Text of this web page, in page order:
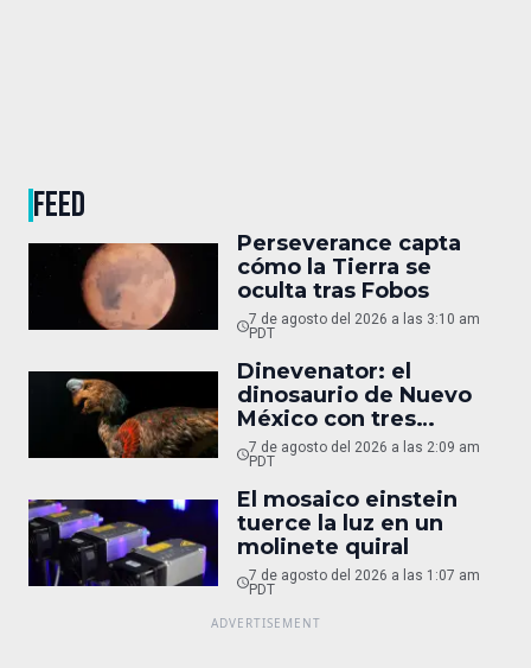
FEED
Perseverance capta
cómo la Tierra se
oculta tras Fobos
7 de agosto del 2026 a las 3:10 am
PDT
Dinevenator: el
dinosaurio de Nuevo
México con tres
nombres
7 de agosto del 2026 a las 2:09 am
PDT
El mosaico einstein
tuerce la luz en un
molinete quiral
7 de agosto del 2026 a las 1:07 am
PDT